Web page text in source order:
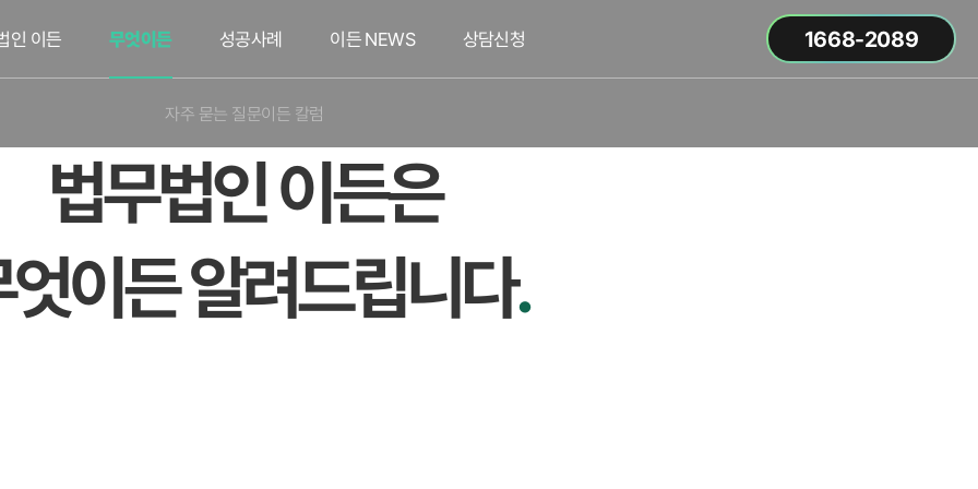
인 이든 무엇이든
자주 묻는 질문이든 칼럼
성공사례 이든 NEWS 상담신청 1668-2089
법무법인 이든은
이든 알려드립니다.